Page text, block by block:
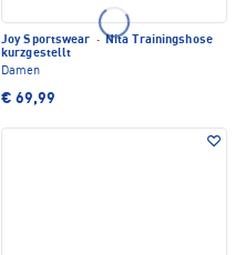
Joy Sportswear · Nita Trainingshose
kurzgestellt
Damen
€ 69,99